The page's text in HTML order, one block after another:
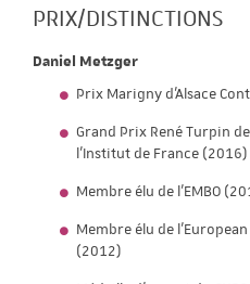
PRIX/DISTINCTIONS
Daniel Metzger
Prix Marigny d'Alsace
Grand Prix René Turpin
l’Institut de France (2016)
Membre élu de l’EMBO
Membre élu de
(2012)